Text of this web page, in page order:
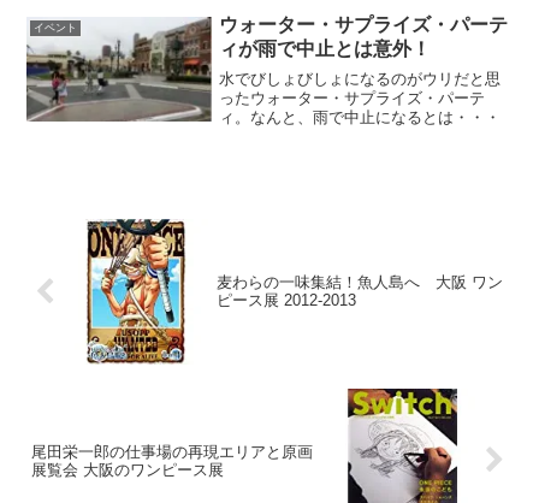
のイベントです。アメリ...
イベント
ウォーター・サプライズ・パーテ
ィが雨で中止とは意外！
水でびしょびしょになるのがウリだと思
ったウォーター・サプライズ・パーテ
ィ。なんと、雨で中止になるとは・・・
麦わらの一味集結！魚人島へ 大阪 ワン
ピース展 2012-2013
尾田栄一郎の仕事場の再現エリアと原画
展覧会 大阪のワンピース展